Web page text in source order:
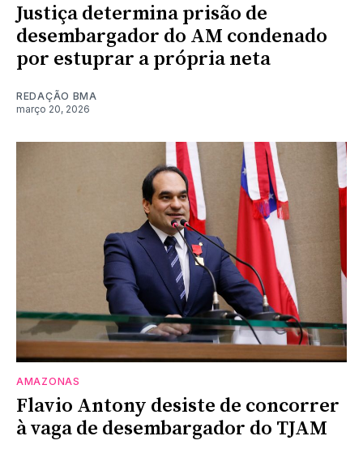
Justiça determina prisão de
desembargador do AM condenado
por estuprar a própria neta
REDAÇÃO BMA
março 20, 2026
AMAZONAS
Flavio Antony desiste de concorrer
à vaga de desembargador do TJAM